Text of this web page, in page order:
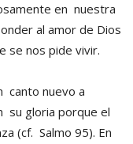
en nuestra
al amor de Dios
se nos pide vivir.
canto nuevo a
su gloria porque el
(cf. Salmo 95). En